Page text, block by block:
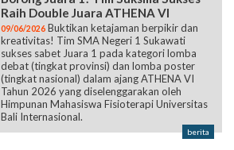
Raih Double Juara ATHENA VI
09/06/2026 Buktikan ketajaman berpikir dan
kreativitas! Tim SMA Negeri 1 Sukawati
sukses sabet Juara 1 pada kategori lomba
debat (tingkat provinsi) dan lomba poster
(tingkat nasional) dalam ajang ATHENA VI
Tahun 2026 yang diselenggarakan oleh
Himpunan Mahasiswa Fisioterapi Universitas
Bali Internasional.
berita